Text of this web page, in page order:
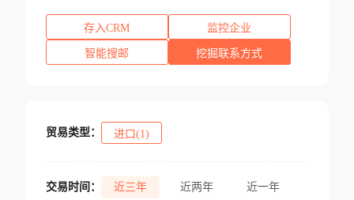
存入CRM 监控企业
智能搜邮 挖掘联系方式
贸易类型： 进口(1)
交易时间： 近三年 近两年 近一年